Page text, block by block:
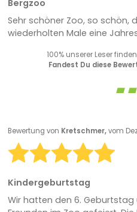
Bergzoo
Sehr schöner Zoo, so schön,
wiederholten Male eine
100% unserer Leser
Fandest Du diese
Bewertung von Kretschmer,vom
Kindergeburtstag
Wir hatten den 6. Geburtstag